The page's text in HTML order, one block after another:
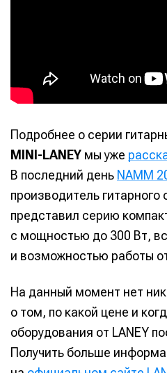
Написание
Исполнение
Оборудование
Софт
Индустрия
Написание
Исполнение
Оборудование
Софт
Индустрия
Подробнее о серии
MINI-LANEY мы уже
В последний день NAMM
производитель гитарного
представил серию
с мощностью до 300 Вт,
и возможностью работы
На данный момент нет
о том, по какой цене и
оборудования от LANEY
Получить больше